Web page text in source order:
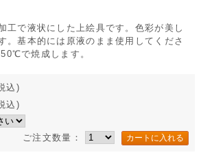
工で液状にした上絵具です。色彩が美し
。基本的には原液のまま使用してくださ
で焼成します。
込)
込)
ご注文数量：